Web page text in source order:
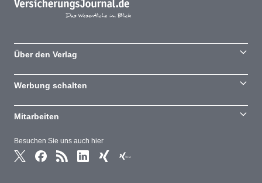
Besuchen Sie uns auch hier
Über den Verlag
Werbung schalten
Mitarbeiten